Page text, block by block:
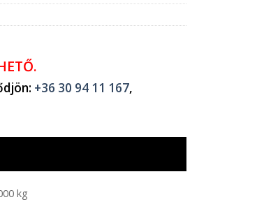
+36 30 94 11 167,
kg